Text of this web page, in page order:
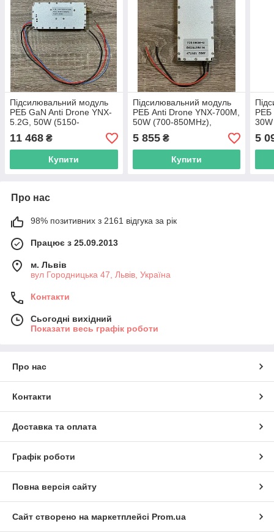
Підсилювальний модуль
РЕБ GaN Anti Drone YNX-
5.2G, 50W (5150-
5350MHz), джаммер
5.2ГГц, з циркулятором,
на GaN транзисторі
11 468 ₴
Купити
Підсилювальний модуль
РЕБ Anti Drone YNX-700M,
50W (700-850MHz),
джаммер 700МГц, з
циркулятором, на LDMOS
транзисторі
5 855₴
Купити
РЕБ
5
Про нас
98% позитивних з 2161 відгука за рік
Працює з 25.09.2013
м. Львів
вул Городницька 47, Львів, Україна
Контакти
Сьогодні вихідний
Показати весь графік роботи
Про нас
Контакти
Доставка та оплата
Графік роботи
Повна версія сайту
Сайт створено на маркетплейсі Prom.ua